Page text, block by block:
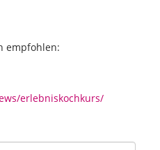
empfohlen:
erlebniskochkurs/